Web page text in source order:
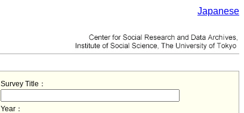
Japanese
Survey Title：
Year：